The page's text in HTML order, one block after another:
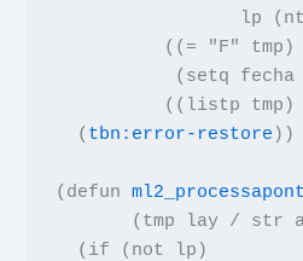
lp
(
          ((
= "F" tmp )
           (
setq fecha
          ((
listp tmp )
  (
tbn:error-restore ))
( defun
( tmp lay /
str
  (
if ( not lp )